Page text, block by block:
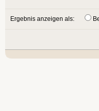
Ergebnis anzeigen als: